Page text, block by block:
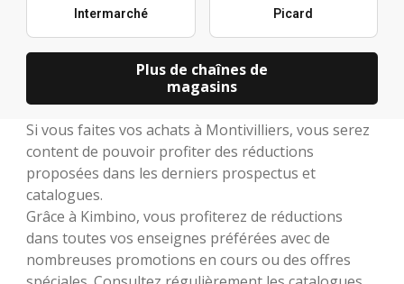
Intermarché Picard
Plus de chaînes de
magasins
Si vous faites vos achats à Montivilliers, vous serez
content de pouvoir profiter des réductions
proposées dans les derniers prospectus et
catalogues.
Grâce à Kimbino, vous profiterez de réductions
dans toutes vos enseignes préférées avec de
nombreuses promotions en cours ou des offres